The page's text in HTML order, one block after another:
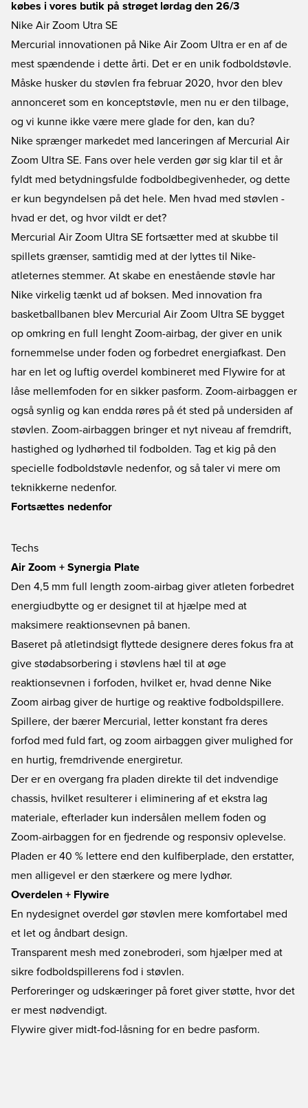
købes i vores butik på strøget lørdag den 26/3
Nike Air Zoom Utra SE
Mercurial innovationen på Nike Air Zoom Ultra er en af de
mest spændende i dette årti. Det er en unik fodboldstøvle.
Måske husker du støvlen fra februar 2020, hvor den blev
annonceret som en konceptstøvle, men nu er den tilbage,
og vi kunne ikke være mere glade for den, kan du?
Nike sprænger markedet med lanceringen af Mercurial Air
Zoom Ultra SE. Fans over hele verden gør sig klar til et år
fyldt med betydningsfulde fodboldbegivenheder, og dette
er kun begyndelsen på det hele. Men hvad med støvlen -
hvad er det, og hvor vildt er det?
Mercurial Air Zoom Ultra SE fortsætter med at skubbe til
spillets grænser, samtidig med at der lyttes til Nike-
atleternes stemmer. At skabe en enestående støvle har
Nike virkelig tænkt ud af boksen. Med innovation fra
basketballbanen blev Mercurial Air Zoom Ultra SE bygget
op omkring en full lenght Zoom-airbag, der giver en unik
fornemmelse under foden og forbedret energiafkast. Den
har en let og luftig overdel kombineret med Flywire for at
låse mellemfoden for en sikker pasform. Zoom-airbaggen er
også synlig og kan endda røres på ét sted på undersiden af
støvlen. Zoom-airbaggen bringer et nyt niveau af fremdrift,
hastighed og lydhørhed til fodbolden. Tag et kig på den
specielle fodboldstøvle nedenfor, og så taler vi mere om
teknikkerne nedenfor.
Fortsættes nedenfor
Techs
Air Zoom + Synergia Plate
Den 4,5 mm full length zoom-airbag giver atleten forbedret
energiudbytte og er designet til at hjælpe med at
maksimere reaktionsevnen på banen.
Baseret på atletindsigt flyttede designere deres fokus fra at
give stødabsorbering i støvlens hæl til at øge
reaktionsevnen i forfoden, hvilket er, hvad denne Nike
Zoom airbag giver de hurtige og reaktive fodboldspillere.
Spillere, der bærer Mercurial, letter konstant fra deres
forfod med fuld fart, og zoom airbaggen giver mulighed for
en hurtig, fremdrivende energiretur.
Der er en overgang fra pladen direkte til det indvendige
chassis, hvilket resulterer i eliminering af et ekstra lag
materiale, efterlader kun indersålen mellem foden og
Zoom-airbaggen for en fjedrende og responsiv oplevelse.
Pladen er 40 % lettere end den kulfiberplade, den erstatter,
men alligevel er den stærkere og mere lydhør.
Overdelen + Flywire
En nydesignet overdel gør støvlen mere komfortabel med
et let og åndbart design.
Transparent mesh med zonebroderi, som hjælper med at
sikre fodboldspillerens fod i støvlen.
Perforeringer og udskæringer på foret giver støtte, hvor det
er mest nødvendigt.
Flywire giver midt-fod-låsning for en bedre pasform.